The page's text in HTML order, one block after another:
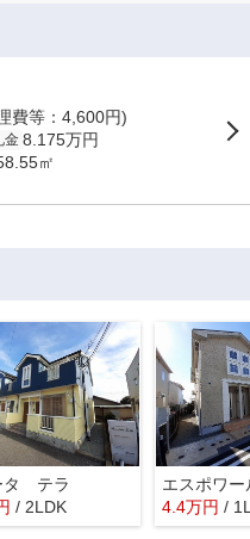
費等：4,600円)
金 8.175万円
㎡
タ テラ
/ 2LDK
エスポワ
4.4万円 /